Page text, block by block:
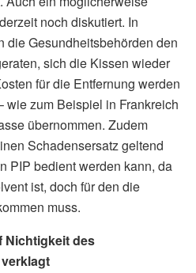
noch diskutiert. In
die Gesundheitsbehörden den
sich die Kissen wieder
für die Entfernung werden
wie zum Beispiel in Frankreich
übernommen. Zudem
Schadensersatz geltend
PIP bedient werden kann, da
ist, doch für den die
muss.
Nichtigkeit des